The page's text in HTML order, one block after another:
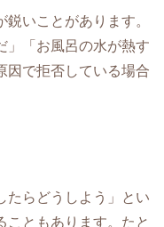
いことがあります。
」「お風呂の水が熱す
因で拒否している場合
たらどうしよう」とい
こともあります。たと